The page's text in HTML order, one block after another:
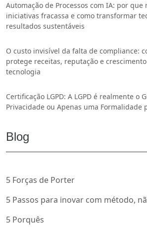
Automação de Processos com IA: por que
iniciativas fracassa e como transformar
resultados sustentáveis
O custo invisível da falta de compliance:
protege receitas, reputação e
tecnologia
Certificação LGPD: A LGPD é realmente o
Privacidade ou Apenas uma Formalidade
Blog
5 Forças de Porter
5 Passos para inovar com método,
5 Porquês